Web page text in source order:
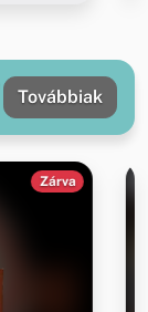
Továbbiak
Zárva